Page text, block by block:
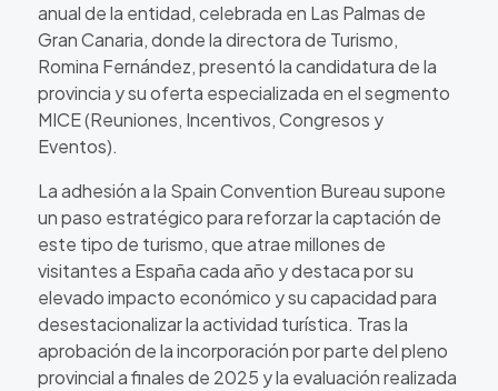
anual de la entidad, celebrada en Las Palmas de
Gran Canaria, donde la directora de Turismo,
Romina Fernández, presentó la candidatura de la
provincia y su oferta especializada en el segmento
MICE (Reuniones, Incentivos, Congresos y
Eventos).
La adhesión a la Spain Convention Bureau supone
un paso estratégico para reforzar la captación de
este tipo de turismo, que atrae millones de
visitantes a España cada año y destaca por su
elevado impacto económico y su capacidad para
desestacionalizar la actividad turística. Tras la
aprobación de la incorporación por parte del pleno
provincial a finales de 2025 y la evaluación realizada